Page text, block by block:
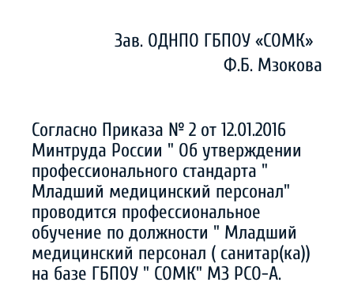
Зав. ОДНПО ГБПОУ «СОМК»
Ф.Б. Мзокова
Согласно Приказа № 2 от 12.01.2016
Минтруда России " Об утверждении
профессионального стандарта "
Младший медицинский персонал"
проводится профессиональное
обучение по должности " Младший
медицинский персонал ( санитар(ка))
на базе ГБПОУ " СОМК" МЗ РСО-А.